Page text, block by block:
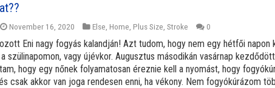
November 16, 2020 Else Home Plus Size Stroke 0
Eni nagy fogyás kalandján! Azt tudom, hogy nem egy hétfői
szülinapomon, vagy újévkor. Augusztus másodikán vasárnap
hogy egy nőnek folyamatosan éreznie kell a nyomást, hogy
csak akkor van joga rendesen enni, ha vékony. Nem fogyókúrázom